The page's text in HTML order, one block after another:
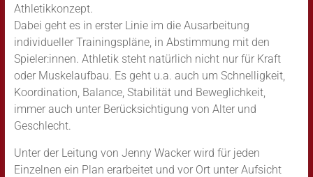
Athletikkonzept.
Dabei geht es in erster Linie im die Ausarbeitung
individueller Trainingspläne, in Abstimmung mit den
Spieler:innen. Athletik steht natürlich nicht nur für Kraft
oder Muskelaufbau. Es geht u.a. auch um Schnelligkeit,
Koordination, Balance, Stabilität und Beweglichkeit,
immer auch unter Berücksichtigung von Alter und
Geschlecht.
Unter der Leitung von Jenny Wacker wird für jeden
Einzelnen ein Plan erarbeitet und vor Ort unter Aufsicht